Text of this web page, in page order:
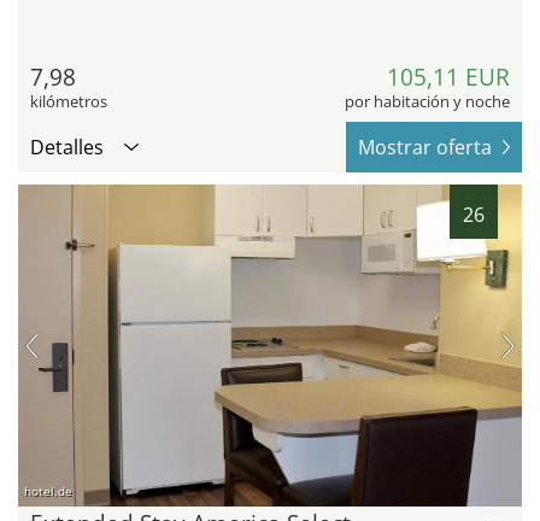
7,98
kilómetros
105,11 EUR
por habitación y noche
Detalles Mostrar oferta
26
hotel.de